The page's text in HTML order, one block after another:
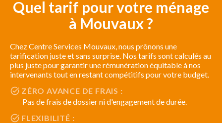
Quel tarif pour votre ménage
à Mouvaux ?
Chez Centre Services Mouvaux, nous prônons une
tarification juste et sans surprise. Nos tarifs sont calculés au
plus juste pour garantir une rémunération équitable à nos
intervenants tout en restant compétitifs pour votre budget.
ZÉRO AVANCE DE FRAIS :
Pas de frais de dossier ni d'engagement de durée.
FLEXIBILITÉ :